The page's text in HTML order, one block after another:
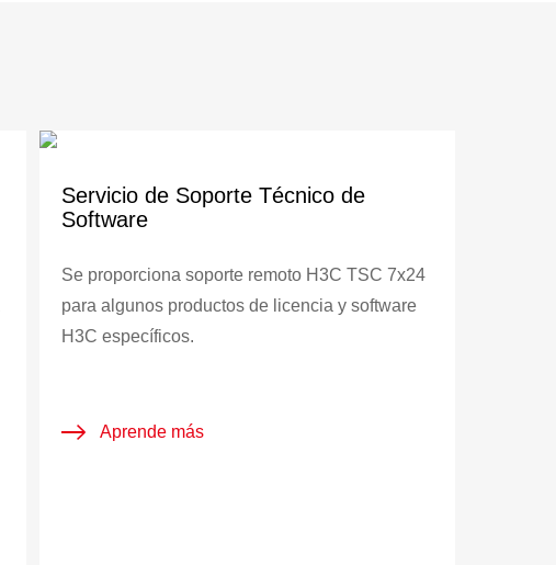
Servicio de Soporte Técnico de
Software
Se proporciona soporte remoto H3C TSC 7x24
para algunos productos de licencia y software
H3C específicos.
Aprende más